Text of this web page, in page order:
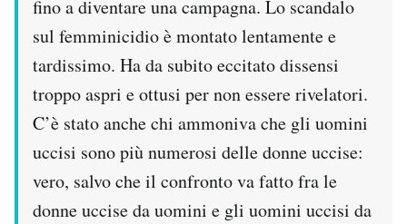
Esci
fino a diventare una campagna. Lo scandalo
sul femminicidio è montato lentamente e
tardissimo. Ha da subito eccitato dissensi
troppo aspri e ottusi per non essere rivelatori.
C’è stato anche chi ammoniva che gli uomini
uccisi sono più numerosi delle donne uccise:
vero, salvo che il confronto va fatto fra le
donne uccise da uomini e gli uomini uccisi da